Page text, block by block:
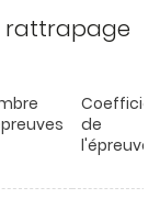
rattrapage
de
l'épreuve